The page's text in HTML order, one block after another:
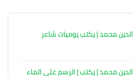
محمد | يكتب يوميات شاعر
محمد | يكتب | الرسم على الماء